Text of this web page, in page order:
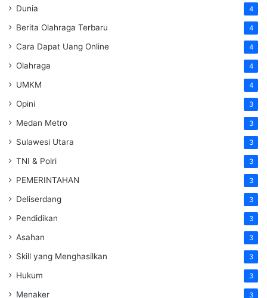
Dunia 4
Berita Olahraga Terbaru 4
Cara Dapat Uang Online 4
Olahraga 4
UMKM 4
Opini 3
Medan Metro 3
Sulawesi Utara 3
TNI & Polri 3
PEMERINTAHAN 3
Deliserdang 3
Pendidikan 3
Asahan 3
Skill yang Menghasilkan 3
Hukum 3
Menaker 3